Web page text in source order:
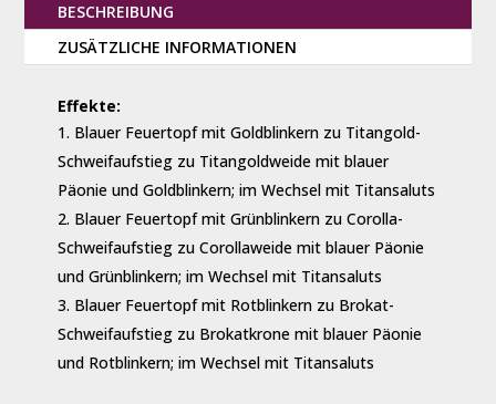
BESCHREIBUNG
ZUSÄTZLICHE INFORMATIONEN
Effekte:
Blauer Feuertopf mit Goldblinkern zu Titangold-
Schweifaufstieg zu Titangoldweide mit blauer
Päonie und Goldblinkern; im Wechsel mit Titansaluts
Blauer Feuertopf mit Grünblinkern zu Corolla-
Schweifaufstieg zu Corollaweide mit blauer Päonie
und Grünblinkern; im Wechsel mit Titansaluts
Blauer Feuertopf mit Rotblinkern zu Brokat-
Schweifaufstieg zu Brokatkrone mit blauer Päonie
und Rotblinkern; im Wechsel mit Titansaluts